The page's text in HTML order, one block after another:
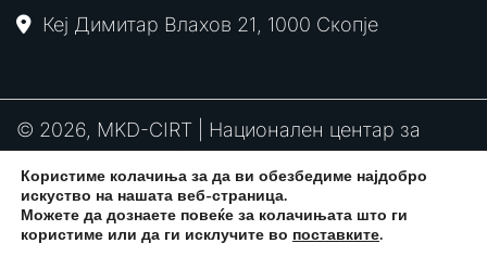
Користиме колачиња за да ви обезбедиме најдобро
искуство на нашата веб-страница.
Можете да дознаете повеќе за колачињата што ги
користиме или да ги исклучите во поставките.
Кеј Димитар Влахов 21, 1000 Скопје
© 2026, MKD-CIRT | Национален центар за
одговор на компјутерски инциденти
PGP
потпис
RFC2350 Политика за привантост